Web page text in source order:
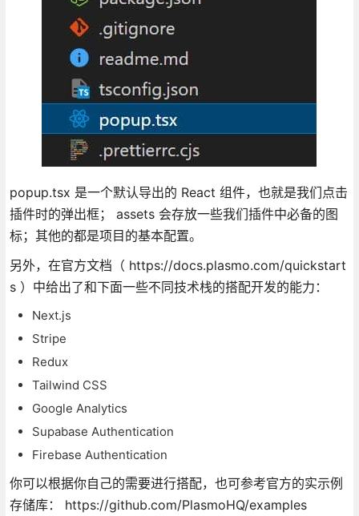
popup.tsx 是一个默认导出的 React 组件，也就是我们点击
插件时的弹出框； assets 会存放一些我们插件中必备的图
标；其他的都是项目的基本配置。
另外，在官方文档（ https://docs.plasmo.com/quickstart
s ）中给出了和下面一些不同技术栈的搭配开发的能力：
Next.js
Stripe
Redux
Tailwind CSS
Google Analytics
Supabase Authentication
Firebase Authentication
你可以根据你自己的需要进行搭配，也可参考官方的实示例
存储库： https://github.com/PlasmoHQ/examples